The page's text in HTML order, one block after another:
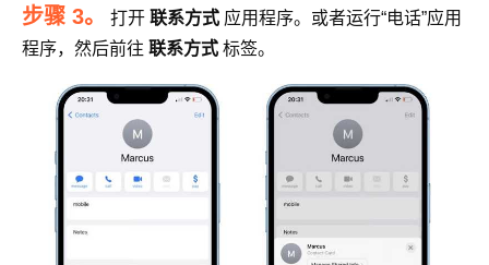
步骤 3。 打开 联系方式 应用程序。或者运行“电话”应用
程序，然后前往 联系方式 标签。